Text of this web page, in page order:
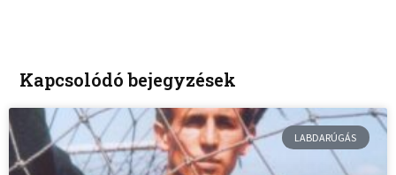
Kapcsolódó bejegyzések
LABDARÚGÁS